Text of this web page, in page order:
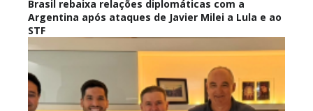
Brasil rebaixa relações diplomáticas com a
Argentina após ataques de Javier Milei a Lula e ao
STF